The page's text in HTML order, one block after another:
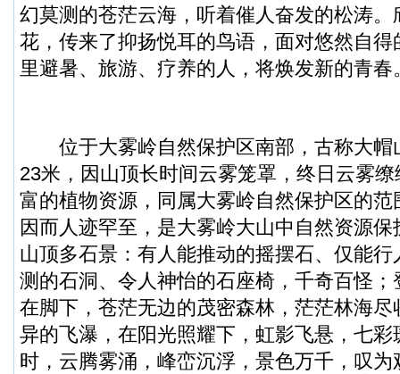
幻莫测的苍茫云海，听着催人奋发的松涛
花，传来了抑扬悦耳的鸟语，面对悠然自
里避暑、旅游、疗养的人，将焕发新的青春
位于大雾岭自然保护区南部，古称大帽
23米，因山顶长时间云雾笼罩，终日云雾
富的植物资源，同属大雾岭自然保护区的
因而人迹罕至，是大雾岭大山中自然资源
山顶多石景：有人能推动的摇摆石、仅能
测的石洞、令人神怡的石座椅，千奇百怪
在脚下，苍茫无边的茂密森林，茫茫林海
异的飞瀑，在阳光照耀下，虹影飞悬，七
时，云腾雾涌，峰峦沉浮，景色万千，叹